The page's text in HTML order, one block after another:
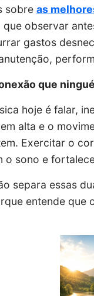
sobre as
observar
gastos
que
hoje é falar,
alta e o
Exercitar o
o sono e
separa essas
entende que